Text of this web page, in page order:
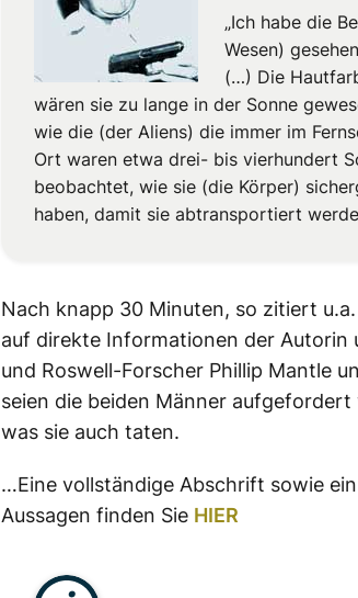
„Ich habe die
Wesen)
(…) Die
wären sie zu lange in der Sonne
wie die (der Aliens) die immer im
Ort waren etwa drei- bis vierhundert
beobachtet, wie sie (die Körper)
haben, damit sie abtransportiert
Nach knapp 30 Minuten, so zitiert
auf direkte Informationen der Autorin
und Roswell-Forscher Phillip Mantle
seien die beiden Männer
was sie auch taten.
…Eine vollständige Abschrift sowie
Aussagen finden Sie HIER